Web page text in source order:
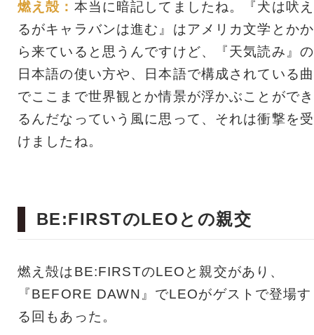
燃え殻： 本当に暗記してましたね。『犬は吠え
るがキャラバンは進む』はアメリカ文学とかか
ら来ていると思うんですけど、『天気読み』の
日本語の使い方や、日本語で構成されている曲
でここまで世界観とか情景が浮かぶことができ
るんだなっていう風に思って、それは衝撃を受
けましたね。
BE:FIRSTのLEOとの親交
燃え殻はBE:FIRSTのLEOと親交があり、
『BEFORE DAWN』でLEOがゲストで登場す
る回もあった。